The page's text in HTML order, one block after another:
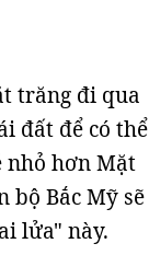
trăng đi qua
đất để có thể
nhỏ hơn Mặt
bộ Bắc Mỹ sẽ
lửa" này.